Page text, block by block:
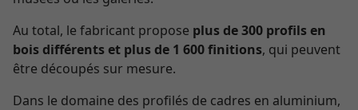
Au total, le fabricant propose plus de 300 profils en
bois différents et plus de 1 600 finitions, qui peuvent
être découpés sur mesure.
Dans le domaine des profilés de cadres en aluminium,